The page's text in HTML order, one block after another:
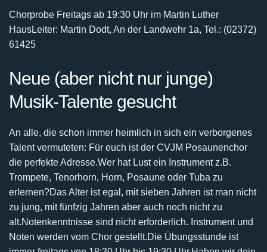
Chorprobe Freitags ab 19:30 Uhr im Martin Luther
HausLeiter: Martin Dodt, An der Landwehr 1a, Tel.: (02372)
61425
Neue (aber nicht nur junge)
Musik-Talente gesucht
An alle, die schon immer heimlich in sich ein verborgenes
Talent vermuteten: Für euch ist der CVJM Posaunenchor
die perfekte Adresse.Wer hat Lust ein Instrument z.B.
Trompete, Tenorhorn, Horn, Posaune oder Tuba zu
erlernen?Das Alter ist egal, mit sieben Jahren ist man nicht
zu jung, mit fünfzig Jahren aber auch noch nichtzu
alt.Notenkenntnisse sind nicht erforderlich. Instrument und
Noten werden vom Chor gestellt.Die Übungsstunde ist